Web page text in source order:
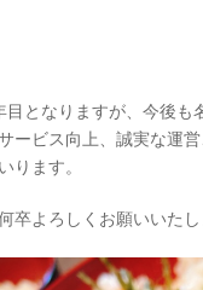
目となりますが、今後
ービス向上、誠実な運
ります。
卒よろしくお願いいた